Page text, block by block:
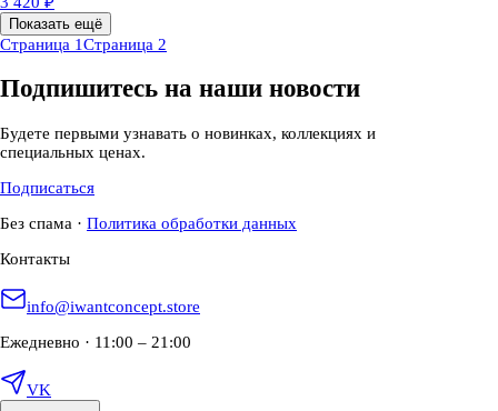
Показать ещё
Страница 1Страница 2
Подпишитесь на наши новости
Будете первыми узнавать о новинках, коллекциях и
специальных ценах.
Подписаться
Без спама · Политика обработки данных
Контакты
info@iwantconcept.store
Ежедневно · 11:00 – 21:00
VK